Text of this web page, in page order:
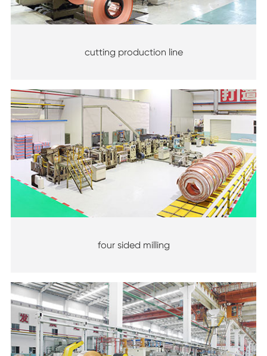
cutting production line
four sided milling